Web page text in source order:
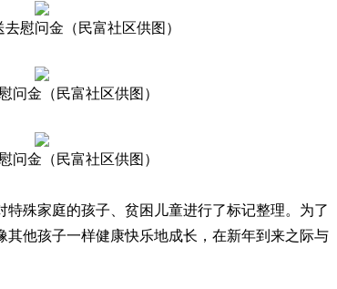
慰问金（民富社区供图）
问金（民富社区供图）
问金（民富社区供图）
殊家庭的孩子、贫困儿童进行了标记整理。为了
他孩子一样健康快乐地成长，在新年到来之际与